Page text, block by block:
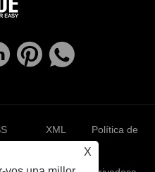
X
XML Política de